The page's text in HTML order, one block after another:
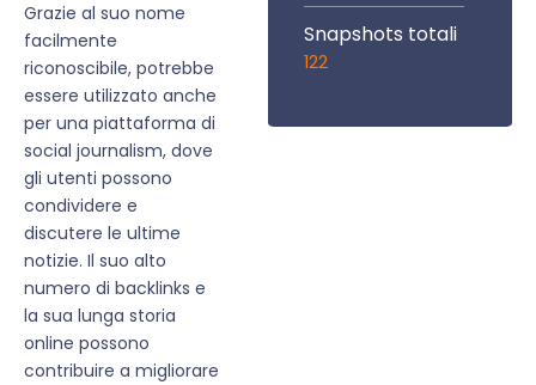
Grazie al suo nome
facilmente
riconoscibile, potrebbe
essere utilizzato anche
per una piattaforma di
social journalism, dove
gli utenti possono
condividere e
discutere le ultime
notizie. Il suo alto
numero di backlinks e
la sua lunga storia
online possono
contribuire a migliorare
Snapshots totali
122